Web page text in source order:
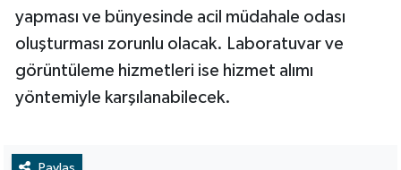
yapması ve bünyesinde acil müdahale odası
oluşturması zorunlu olacak. Laboratuvar ve
görüntüleme hizmetleri ise hizmet alımı
yöntemiyle karşılanabilecek.
Paylaş